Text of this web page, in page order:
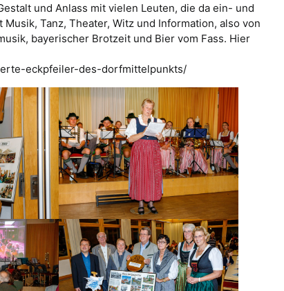
und Anlass mit vielen Leuten, die da ein- und
Tanz, Theater, Witz und Information, also von
bayerischer Brotzeit und Bier vom Fass. Hier
eckpfeiler-des-dorfmittelpunkts/